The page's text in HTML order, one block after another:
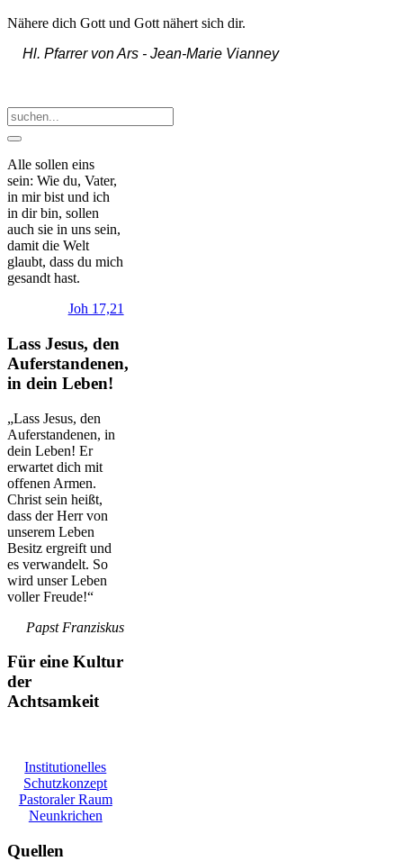
Nähere dich Gott und Gott nähert sich dir.
Hl. Pfarrer von Ars -Jean-Marie Vianney
Alle sollen eins
sein: Wie du, Vater,
in mir bist und ich
in dir bin, sollen
auch sie in uns sein,
damit die Welt
glaubt, dass du mich
gesandt hast.
Joh 17,21
Lass Jesus, den
Auferstandenen,
in dein Leben!
„Lass Jesus, den
Auferstandenen, in
dein Leben! Er
erwartet dich mit
offenen Armen.
Christ sein heißt,
dass der Herr von
unserem Leben
Besitz ergreift und
es verwandelt. So
wird unser Leben
voller Freude!“
Papst Franziskus
Für eine Kultur
der
Achtsamkeit
Institutionelles
Schutzkonzept
Pastoraler Raum
Neunkrichen
Quellen